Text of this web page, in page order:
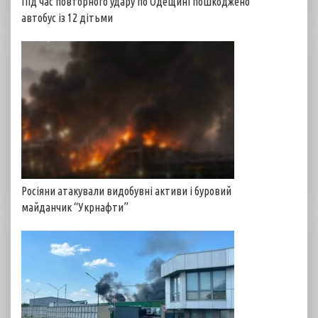
автобус із 12 дітьми
Росіяни атакували видобувні активи і буровий
майданчик “Укрнафти”